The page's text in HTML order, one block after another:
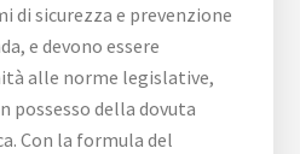
di sicurezza e prevenzione
e devono essere
alle norme legislative,
possesso della dovuta
Con la formula del